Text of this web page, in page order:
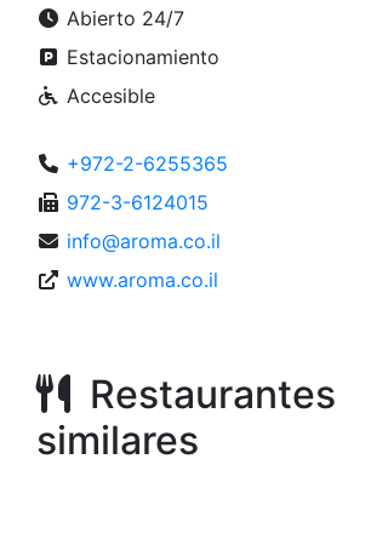
Abierto 24/7
Estacionamiento
Accesible
+972-2-6255365
972-3-6124015
info@aroma.co.il
www.aroma.co.il
Restaurantes
similares